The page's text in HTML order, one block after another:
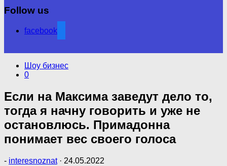
Follow us
facebook
Шоу бизнес
0
Если на Максима заведут дело то,
тогда я начну говорить и уже не
остановлюсь. Примадонна
понимает вес своего голоса
- interesnoznat · 24.05.2022